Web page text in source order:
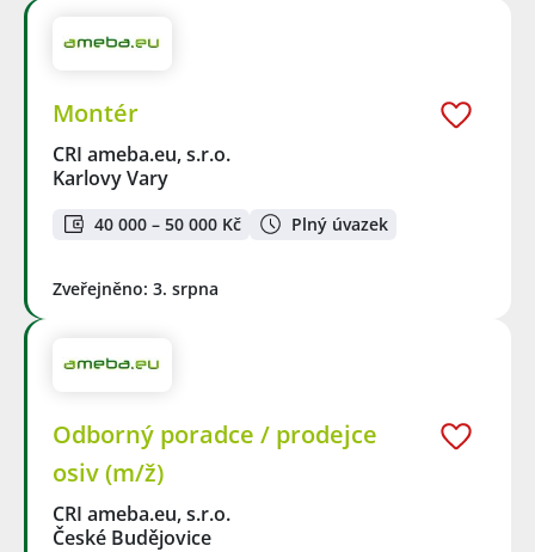
Montér
CRI ameba.eu, s.r.o.
Karlovy Vary
40 000 – 50 000 Kč Plný úvazek
Zveřejněno: 3. srpna
Odborný poradce / prodejce
osiv (m/ž)
CRI ameba.eu, s.r.o.
České Budějovice